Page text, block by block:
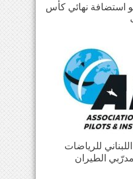
استضافة نهائي كأس
للرياضات
الطيران